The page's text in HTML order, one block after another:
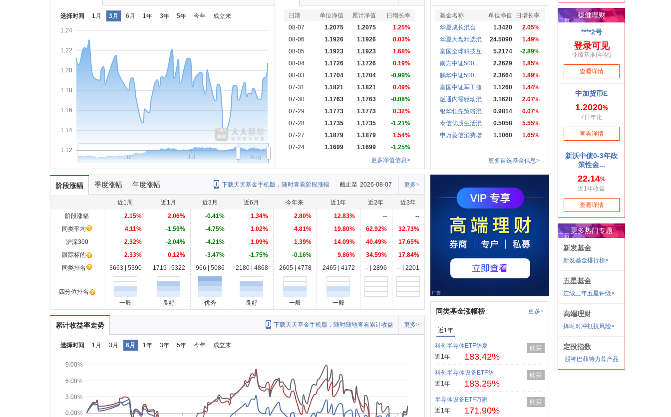
选择时间 1月 3月 6月 1年 3年 5年 今年 成立来
1.12
1.14
1.16
1.18
1.20
1.22
1.24
Jun Jul Aug
日期 单位净值 累计净值
日增长率
08-07
1.2075 1.2075
1.25%
08-06
1.1926 1.1926
0.03%
08-05
1.1923 1.1923
1.68%
08-04
1.1726 1.1726
0.19%
08-03
1.1704 1.1704
-0.99%
07-31
1.1821 1.1821
0.49%
07-30
1.1763 1.1763
-0.08%
07-29
1.1773 1.1773
0.32%
07-28
1.1735 1.1735
-1.21%
07-27
1.1879 1.1879
1.54%
07-24
1.1699 1.1699
-1.25%
更多净值信息>
基金名称 单位净值
日增长率
华夏成长混合
1.3420
2.05%
华夏大盘精选混
24.5090
1.49%
富国全球科技互
5.2174
-2.89%
南方中证500
2.2629
1.85%
鹏华中证500
2.3664
1.89%
富国中证军工指
1.1260
1.44%
融通内需驱动混
3.1620
2.07%
银华领先策略混
0.9814
0.07%
泰信优质生活混
0.5058
5.55%
申万菱信消费增
1.1060 1.65%
更多自选基金信息>
阶段涨幅 季度涨幅 年度涨幅 更多>
截止至 2026-08-07
下载天天基金手机版，随时查看阶段涨幅
近1周 近1月 近3月 近6月 今年来 近1年 近2年
近3年
阶段涨幅
2.15% 2.06% -0.41% 1.34% 2.80% 12.83% --
--
同类平均
4.11% -1.59% -4.75% 1.02% 4.81% 19.80% 62.92%
32.73%
沪深300
2.32% -2.04% -4.21% 1.09% 1.39% 14.09% 40.49%
17.65%
跟踪标的
2.33% 0.12% -3.47% -1.75% -0.16% 9.86% 34.59%
17.84%
同类排名
3663 | 5390 1719 | 5322 966 | 5086 2180 | 4868 2605 | 4778 2465 | 4172 -- | 2896 -- | 2201
四分位排名
一般
良好 优秀 良好 一般 一般 -- --
累计收益率走势 更多>
下载天天基金手机版，随时随地查看累计收益
选择时间 1月 3月 6月 1年 3年 5年 今年 成立来
0.00%
3.00%
6.00%
9.00%
同类基金涨幅榜 更多>
近1年
科创半导体ETF华夏
近1年
183.42%
购买
科创半导体设备ETF华
近1年
183.25%
购买
半导体设备ETF万家
近1年
171.90%
购买